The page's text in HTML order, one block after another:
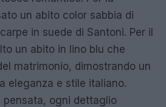
un abito color sabbia di
in suede di Santoni. Per il
un abito in lino blu che
matrimonio, dimostrando un
eleganza e stile italiano.
pensata, ogni dettaglio